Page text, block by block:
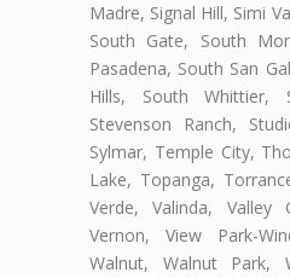
Madre, Signal Hill, Simi
South Gate, South
Pasadena, South San
Hills, South Whittier,
Stevenson Ranch,
Sylmar, Temple City,
Lake, Topanga,
Verde, Valinda, Valley
Vernon, View Park-
Walnut, Walnut Park,